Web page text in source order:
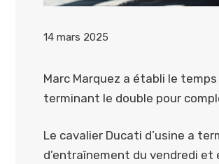
14 mars 2025
Marc Marquez a établi le
terminant le double pour
Le cavalier Ducati d’usine a
d’entraînement du vendredi